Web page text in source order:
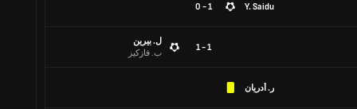
Y. Saidu
1 - 0
1 - 1
ل. بيرين
ب. فازكيز
ر. أدريان